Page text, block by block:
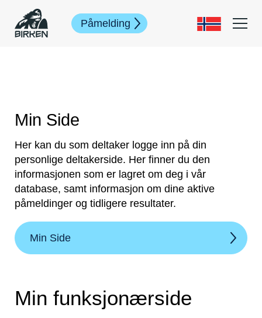
Påmelding
Min Side
Her kan du som deltaker logge inn på din
personlige deltakerside. Her finner du den
informasjonen som er lagret om deg i vår
database, samt informasjon om dine aktive
påmeldinger og tidligere resultater.
Min Side
Min funksjonærside